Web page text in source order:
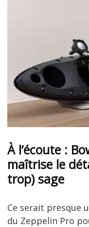
À l’écoute :
maîtrise le
trop) sage
Ce serait presque
du Zeppelin Pro